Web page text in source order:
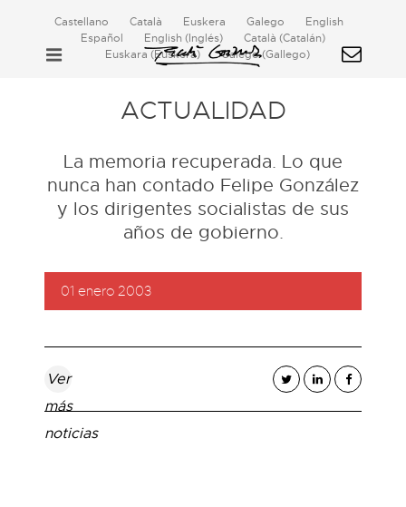
Castellano Català Euskera Galego
English
Español
English(Inglés) Català (Catalán)
Euskara (Euskera) Galego(Gallego)
ACTUALIDAD
La memoria recuperada. Lo que
nunca han contado Felipe González
y los dirigentes socialistas de sus
años de gobierno.
01 enero 2003
Ver
más
noticias